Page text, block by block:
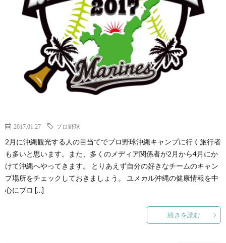
2017.01.27 プロ野球
2月に沖縄観光する人の目当てでプロ野球沖縄キャンプに行く旅行者
も多いと思います。また、多くのメディア関係者が2月から4月にか
けて沖縄へやってきます。 とりあえず自分の好きなチームのキャン
プ場所をチェックしておきましょう。 ユメカル沖縄の健康情報を中
心にブロ […]
続きを読む